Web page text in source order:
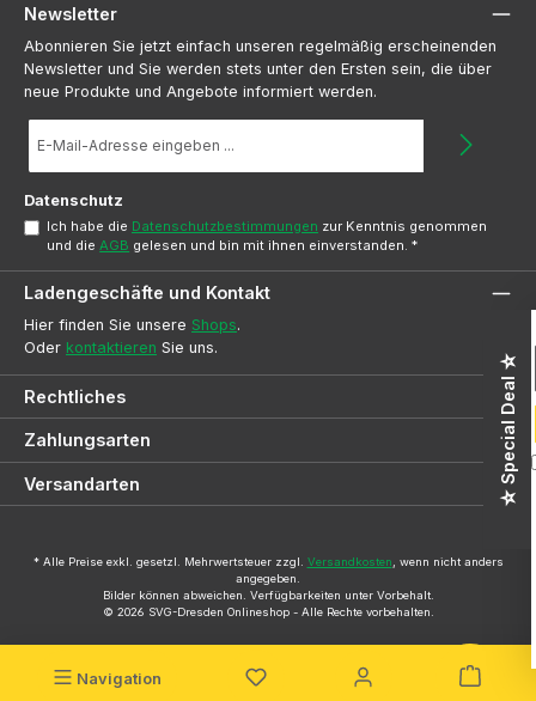
Navigation
Newsletter
Abonnieren Sie jetzt einfach unseren regelmäßig erscheinenden
Newsletter und Sie werden stets unter den Ersten sein, die über
neue Produkte und Angebote informiert werden.
Mail-
Datenschutz
Ich habe die Datenschutzbestimmungen zur Kenntnis genommen
und dieAGB gelesen und bin mit ihnen einverstanden.*
Ladengeschäfte und Kontakt
Hier finden Sie unsere Shops.
Oder kontaktieren Sie uns.
Rechtliches
Zahlungsarten
Versandarten
* Alle Preise exkl. gesetzl. Mehrwertsteuer zzgl. Versandkosten , wenn nicht anders
angegeben.
Bilder können abweichen. Verfügbarkeiten unter Vorbehalt.
© 2026 SVG-Dresden Onlineshop - Alle Rechte vorbehalten.
☆ Special Deal ☆